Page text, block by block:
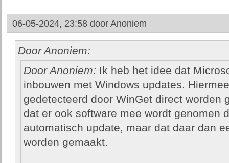
06-05-2024, 23:58 door Anoniem
Door Anoniem:
Door Anoniem: Ik heb het idee dat
inbouwen met Windows updates.
gedetecteerd door WinGet direct worden
dat er ook software mee wordt genomen
automatisch update, maar dat daar dan
worden gemaakt.